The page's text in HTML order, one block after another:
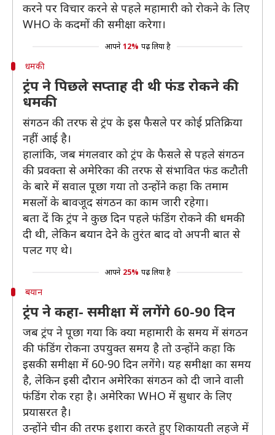
करने पर विचार करने से पहले महामारी को रोकने के लिए
WHO के कदमों की समीक्षा करेगा।
आपने 12% पढ़ लिया है
धमकी
ट्रंप ने पिछले सप्ताह दी थी फंड रोकने की
धमकी
संगठन की तरफ से ट्रंप के इस फैसले पर कोई प्रतिक्रिया
नहीं आई है।
हालांकि, जब मंगलवार को ट्रंप के फैसले से पहले संगठन
की प्रवक्ता से अमेरिका की तरफ से संभावित फंड कटौती
के बारे में सवाल पूछा गया तो उन्होंने कहा कि तमाम
मसलों के बावजूद संगठन का काम जारी रहेगा।
बता दें कि ट्रंप ने कुछ दिन पहले फंडिंग रोकने की धमकी
दी थी, लेकिन बयान देने के तुरंत बाद वो अपनी बात से
पलट गए थे।
आपने 25% पढ़ लिया है
बयान
ट्रंप ने कहा- समीक्षा में लगेंगे 60-90 दिन
जब ट्रंप ने पूछा गया कि क्या महामारी के समय में संगठन
की फंडिंग रोकना उपयुक्त समय है तो उन्होंने कहा कि
इसकी समीक्षा में 60-90 दिन लगेंगे। यह समीक्षा का समय
है, लेकिन इसी दौरान अमेरिका संगठन को दी जाने वाली
फंडिंग रोक रहा है। अमेरिका WHO में सुधार के लिए
प्रयासरत है।
उन्होंने चीन की तरफ इशारा करते हुए शिकायती लहजे में